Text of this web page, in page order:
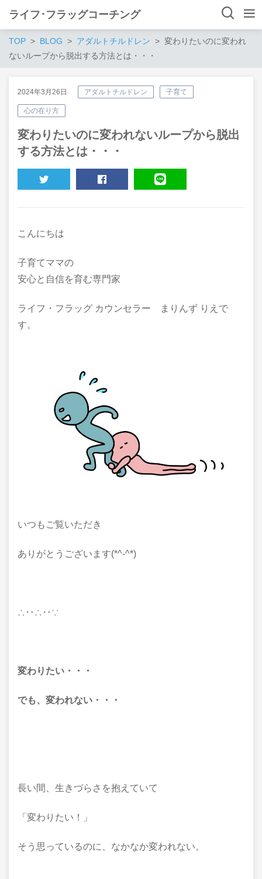
ライフ･フラッグコーチング
TOP BLOG アダルトチルドレン
変わりたいのに変われ
ないループから脱出する方法とは・・・
2024年3月26日 アダルトチルドレン 子育て
心の在り方
変わりたいのに変われないループから脱出
する方法とは・・・
こんにちは
子育てママの
安心と自信を育む専門家
ライフ・フラッグ カウンセラー まりんず りえで
す。
いつもご覧いただき
ありがとうございます(*^-^*)
∴‥∴‥∵
変わりたい・・・
でも、変われない・・・
長い間、生きづらさを抱えていて
「変わりたい！」
そう思っているのに、なかなか変われない。